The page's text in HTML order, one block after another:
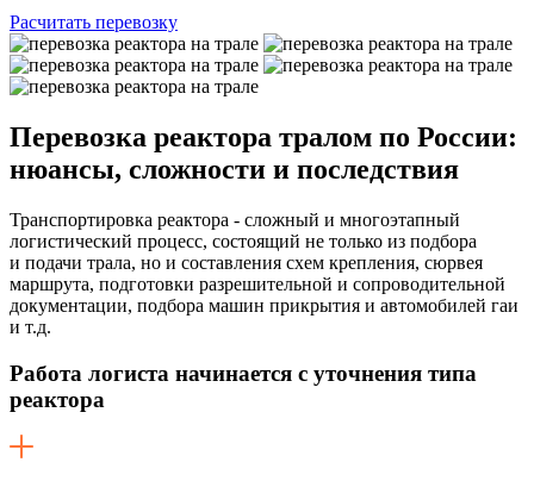
Расчитать перевозку
Перевозка реактора тралом по России:
нюансы, сложности и последствия
Транспортировка реактора - сложный и многоэтапный
логистический процесс, состоящий не только из подбора
и подачи трала, но и составления схем крепления, сюрвея
маршрута, подготовки разрешительной и сопроводительной
документации, подбора машин прикрытия и автомобилей гаи
и т.д.
Работа логиста начинается с уточнения типа
реактора